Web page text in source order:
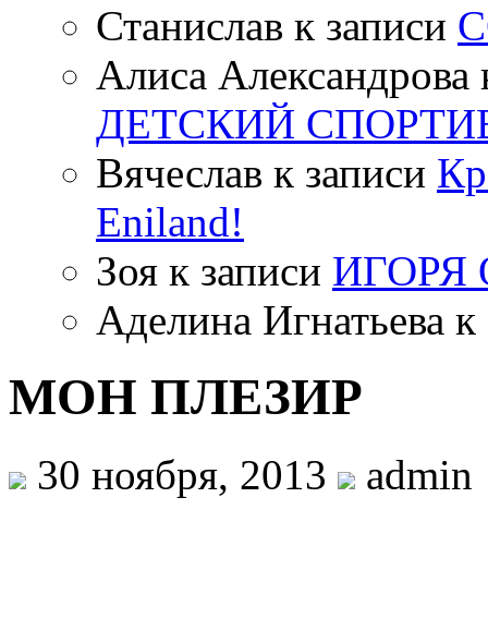
Станислав к записи
Алиса Александрова
ДЕТСКИЙ
Вячеслав к записи
Eniland!
Зоя к записи ИГОРЯ
Аделина Игнатьева к
МОН ПЛЕЗИР
30 ноября, 2013 admin